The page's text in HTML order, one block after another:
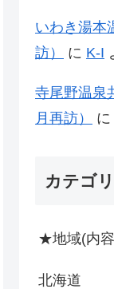
いわき湯
訪）
に K-I
寺尾野温
月再訪）
に
カテゴ
★地域(内容
北海道